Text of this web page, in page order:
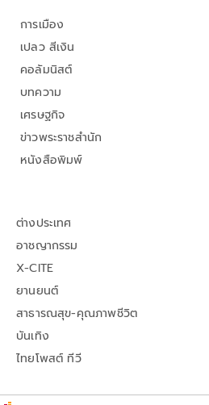
การเมือง
เปลว สีเงิน
คอลัมนิสต์
บทความ
เศรษฐกิจ
ข่าวพระราชสำนัก
หนังสือพิมพ์
ต่างประเทศ
อาชญากรรม
X-CITE
ยานยนต์
สาธารณสุข-คุณภาพชีวิต
บันเทิง
ไทยโพสต์ ทีวี